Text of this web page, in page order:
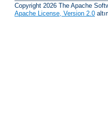
Copyright 2026 The Apache
Apache License, Version 2.0